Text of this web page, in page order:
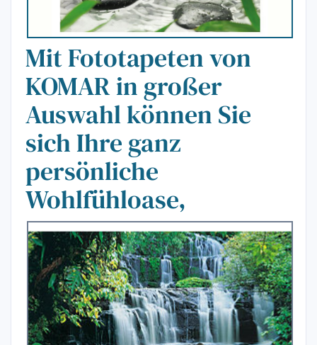
Mit Fototapeten von
KOMAR in großer
Auswahl können Sie
sich Ihre ganz
persönliche
Wohlfühloase,